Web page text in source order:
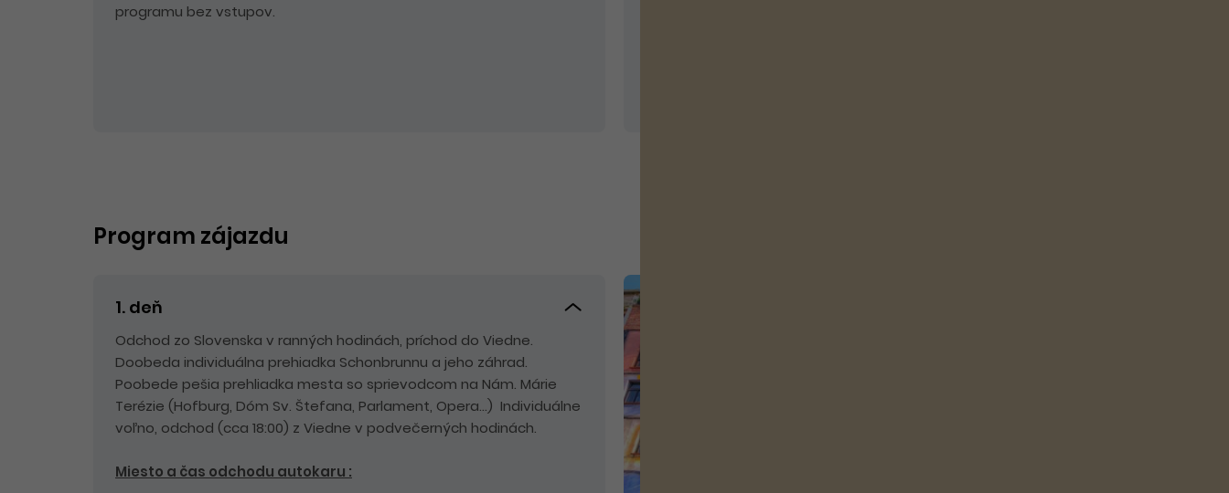
programu bez vstupov.
Program zájazdu
1. deň
Odchod zo Slovenska v ranných hodinách, príchod do Viedne.
Doobeda individuálna prehiadka Schonbrunnu a jeho záhrad.
Poobede pešia prehliadka mesta so sprievodcom na Nám. Márie
Terézie (Hofburg, Dóm Sv. Štefana, Parlament, Opera...) Individuálne
voľno, odchod (cca 18:00) z Viedne v podvečerných hodinách.
Miesto a čas odchodu autokaru :